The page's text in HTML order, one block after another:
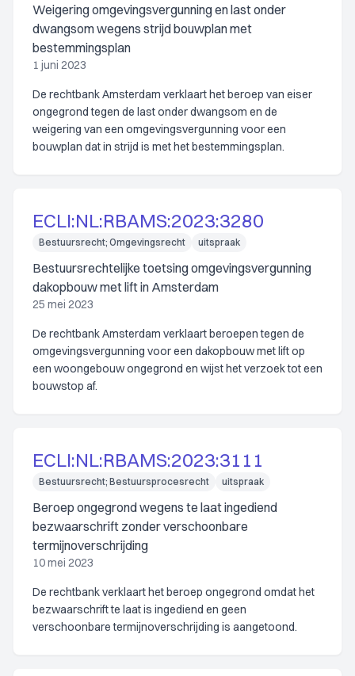
Weigering omgevingsvergunning en last onder
dwangsom wegens strijd bouwplan met
bestemmingsplan
1 juni 2023
De rechtbank Amsterdam verklaart het beroep van eiser
ongegrond tegen de last onder dwangsom en de
weigering van een omgevingsvergunning voor een
bouwplan dat in strijd is met het bestemmingsplan.
ECLI:NL:RBAMS:2023:3280
Bestuursrecht; Omgevingsrecht uitspraak
Bestuursrechtelijke toetsing omgevingsvergunning
dakopbouw met lift in Amsterdam
25 mei 2023
De rechtbank Amsterdam verklaart beroepen tegen de
omgevingsvergunning voor een dakopbouw met lift op
een woongebouw ongegrond en wijst het verzoek tot een
bouwstop af.
ECLI:NL:RBAMS:2023:3111
Bestuursrecht; Bestuursprocesrecht uitspraak
Beroep ongegrond wegens te laat ingediend
bezwaarschrift zonder verschoonbare
termijnoverschrijding
10 mei 2023
De rechtbank verklaart het beroep ongegrond omdat het
bezwaarschrift te laat is ingediend en geen
verschoonbare termijnoverschrijding is aangetoond.